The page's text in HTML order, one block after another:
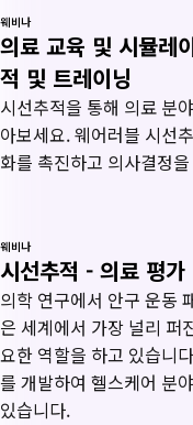
웨비나
의료 교육 및 시뮬레
적 및 트레이닝
시선추적을 통해 의료 분
아보세요. 웨어러블 시선
화를 촉진하고 의사결정
웨비나
시선추적 - 의료 평
의학 연구에서 안구 운동
은 세계에서 가장 널리 퍼
요한 역할을 하고 있습니
를 개발하여 헬스케어 분
있습니다.